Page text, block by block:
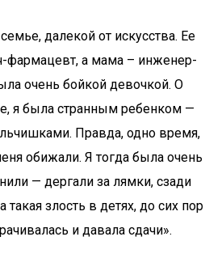
далекой от искусства. Ее
фармацевт, а мама – инженер-
очень бойкой девочкой. О
я была странным ребенком —
Правда, одно время,
обижали. Я тогда была очень
— дергали за лямки, сзади
такая злость в детях, до сих пор
и давала сдачи».